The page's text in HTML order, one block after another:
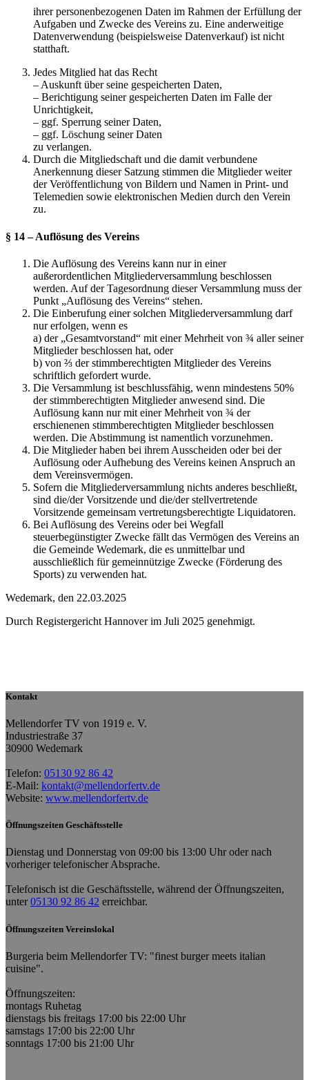
ihrer personenbezogenen Daten im Rahmen der Erfüllung der
Aufgaben und Zwecke des Vereins zu. Eine anderweitige
Datenverwendung (beispielsweise Datenverkauf) ist nicht
statthaft.
Jedes Mitglied hat das Recht
– Auskunft über seine gespeicherten Daten,
– Berichtigung seiner gespeicherten Daten im Falle der
Unrichtigkeit,
– ggf. Sperrung seiner Daten,
– ggf. Löschung seiner Daten
zu verlangen.
Durch die Mitgliedschaft und die damit verbundene
Anerkennung dieser Satzung stimmen die Mitglieder weiter
der Veröffentlichung von Bildern und Namen in Print- und
Telemedien sowie elektronischen Medien durch den Verein
zu.
§ 14 – Auflösung des Vereins
Die Auflösung des Vereins kann nur in einer
außerordentlichen Mitgliederversammlung beschlossen
werden. Auf der Tagesordnung dieser Versammlung muss der
Punkt „Auflösung des Vereins“ stehen.
Die Einberufung einer solchen Mitgliederversammlung darf
nur erfolgen, wenn es
a) der „Gesamtvorstand“ mit einer Mehrheit von ¾ aller seiner
Mitglieder beschlossen hat, oder
b) von ⅔ der stimmberechtigten Mitglieder des Vereins
schriftlich gefordert wurde.
Die Versammlung ist beschlussfähig, wenn mindestens 50%
der stimmberechtigten Mitglieder anwesend sind. Die
Auflösung kann nur mit einer Mehrheit von ¾ der
erschienenen stimmberechtigten Mitglieder beschlossen
werden. Die Abstimmung ist namentlich vorzunehmen.
Die Mitglieder haben bei ihrem Ausscheiden oder bei der
Auflösung oder Aufhebung des Vereins keinen Anspruch an
dem Vereinsvermögen.
Sofern die Mitgliederversammlung nichts anderes beschließt,
sind die/der Vorsitzende und die/der stellvertretende
Vorsitzende gemeinsam vertretungsberechtigte Liquidatoren.
Bei Auflösung des Vereins oder bei Wegfall
steuerbegünstigter Zwecke fällt das Vermögen des Vereins an
die Gemeinde Wedemark, die es unmittelbar und
ausschließlich für gemeinnützige Zwecke (Förderung des
Sports) zu verwenden hat.
Wedemark, den 22.03.2025
Durch Registergericht Hannover im Juli 2025 genehmigt.
Kontakt
Mellendorfer TV von 1919 e. V.
Industriestraße 37
30900 Wedemark
Telefon: 05130 92 86 42
E-Mail: kontakt@mellendorfertv.de
Website: www.mellendorfertv.de
Öffnungszeiten Geschäftsstelle
Dienstag und Donnerstag von 09:00 bis 13:00 Uhr oder nach
vorheriger telefonischer Absprache.
Telefonisch ist die Geschäftsstelle, während der Öffnungszeiten,
unter05130 92 86 42 erreichbar.
Öffnungszeiten Vereinslokal
Burgeria beim Mellendorfer TV: "finest burger meets italian
cuisine".
Öffnungszeiten:
montags Ruhetag
dienstags bis freitags 17:00 bis 22:00 Uhr
samstags 17:00 bis 22:00 Uhr
sonntags 17:00 bis 21:00 Uhr